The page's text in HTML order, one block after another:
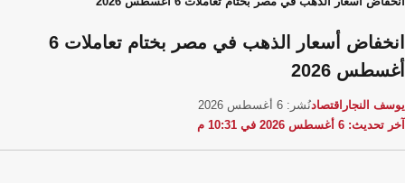
انخفاض أسعار الذهب في مصر بختام تعاملات 6
أغسطس 2026
يوسف النجار اقتصادنُشر: 6 أغسطس 2026
آخر تحديث: 6 أغسطس 2026 في 10:31 م